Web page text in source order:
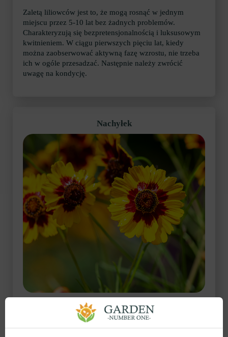
Zaletą liliowców jest to, że mogą rosnąć w jednym
miejscu przez 5-10 lat bez żadnych problemów.
Charakteryzują się bezpretensjonalnością i luksusowym
kwitnieniem. W ciągu pierwszych pięciu lat, kiedy
można zaobserwować aktywną fazę wzrostu, nie trzeba
ich w ogóle przesadzać. Następnie należy zwrócić
uwagę na kondycję.
Nachyłek
Jakie rośliny lubią gleby gliniaste? W rzeczywistości lista
ta nie jest zbyt długa, ale na pewno znajdą się na niej
nachyłki. Są to wspaniałe byliny zielne na gleby